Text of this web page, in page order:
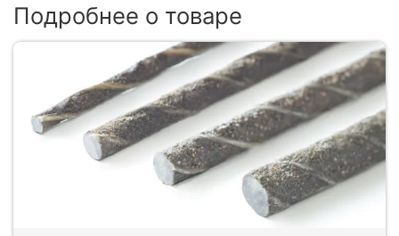
Подробнее о товаре